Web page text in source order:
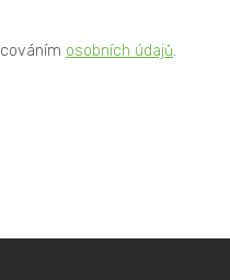
osobních údajů.